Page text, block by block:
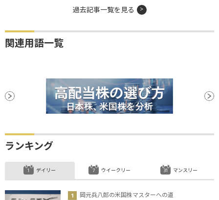
過去記事一覧を見る
関連用語一覧
ランキング
デイリー
岡元兵八郎の米国株マスターへの道
ウイークリー マンスリー